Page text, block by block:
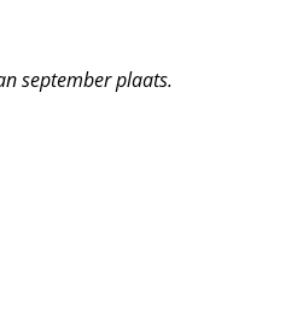
september plaats.